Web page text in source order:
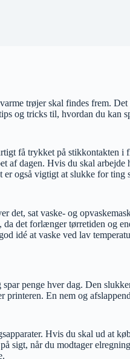
trøjer skal findes frem.
og tricks til, hvordan du kan
få trykket på stikkontakten
af dagen. Hvis du skal
også vigtigt at slukke for ting
det, sat vaske- og
det forlænger tørretiden og
idé at vaske ved lav
penge hver dag. Den
En nem og
Hvis du skal ud at
sigt, når du modtager